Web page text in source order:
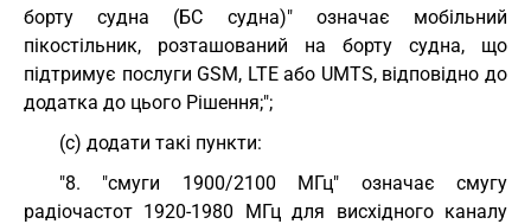
борту судна (БС судна)" означає мобільний
пікостільник, розташований на борту судна, що
підтримує послуги GSM, LTE або UMTS, відповідно до
додатка до цього Рішення;";
(c) додати такі пункти:
"8. "смуги 1900/2100 МГц" означає смугу
радіочастот 1920-1980 МГц для висхідного каналу